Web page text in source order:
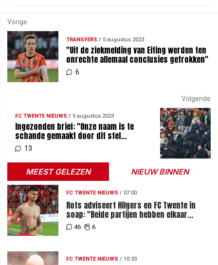
Vorige
TRANSFERS / 5 augustus 2023
"Uit de ziekmelding van Eiting werden ten
onrechte allemaal conclusies getrokken"
6
Volgende
FC TWENTE NIEUWS / 5 augustus 2023
Ingezonden brief: "Onze naam is te
schande gemaakt door dit stel
onverlaten"
13
MEEST GELEZEN NIEUW BINNEN
FC TWENTE NIEUWS / 07:00
Rots adviseert Hilgers en FC Twente in
soap: "Beide partijen hebben elkaar
teleurgesteld"
46 6
FC TWENTE NIEUWS / 10:33